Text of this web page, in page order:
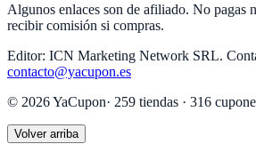
Algunos enlaces son de afiliado. No pagas
recibir comisión si compras.
Editor: ICN Marketing Network SRL.
contacto@yacupon.es
© 2026YaCupon· 259 tiendas · 316
Volver arriba